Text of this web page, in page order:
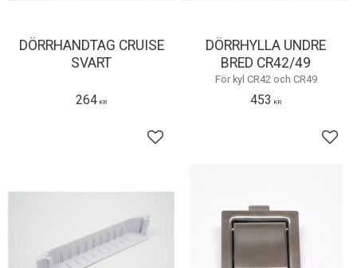
DÖRRHANDTAG CRUISE
SVART
264 KR
Lägg till i favoriter
DÖRRHYLLA UNDRE
BRED CR42/49
För kyl CR42 och CR49
453 KR